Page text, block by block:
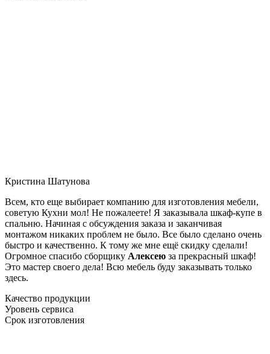
Кристина Шатунова
Всем, кто еще выбирает компанию для изготовления мебели,
советую Кухни мол! Не пожалеете! Я заказывала шкаф-купе в
спальню. Начиная с обсуждения заказа и заканчивая
монтажом никаких проблем не было. Все было сделано очень
быстро и качественно. К тому же мне ещё скидку сделали!
Огромное спасибо сборщику Алексею за прекрасный шкаф!
Это мастер своего дела! Всю мебель буду заказывать только
здесь.
Качество продукции
Уровень сервиса
Срок изготовления